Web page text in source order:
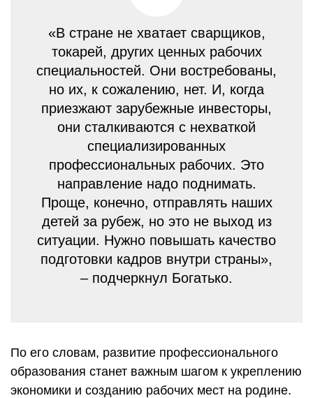
«В стране не хватает сварщиков,
токарей, других ценных рабочих
специальностей. Они востребованы,
но их, к сожалению, нет. И, когда
приезжают зарубежные инвесторы,
они сталкиваются с нехваткой
специализированных
профессиональных рабочих. Это
направление надо поднимать.
Проще, конечно, отправлять наших
детей за рубеж, но это не выход из
ситуации. Нужно повышать качество
подготовки кадров внутри страны»,
– подчеркнул Богатько.
По его словам, развитие профессионального
образования станет важным шагом к укреплению
экономики и созданию рабочих мест на родине.